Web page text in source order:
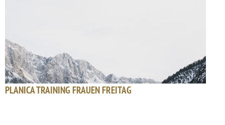
PLANICA TRAINING FRAUEN FREITAG